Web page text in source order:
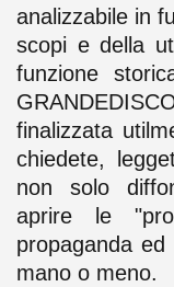
analizzabile in
scopi e della
funzione
finalizzata
chiedete,
non solo
aprire le
propaganda
mano o meno.